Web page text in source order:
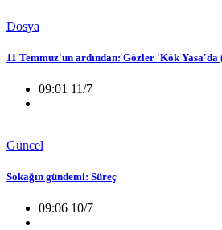
Dosya
11 Temmuz'un ardından: Gözler 'Kök Yasa'da
09:01 11/7
Güncel
Sokağın gündemi: Süreç
09:06 10/7